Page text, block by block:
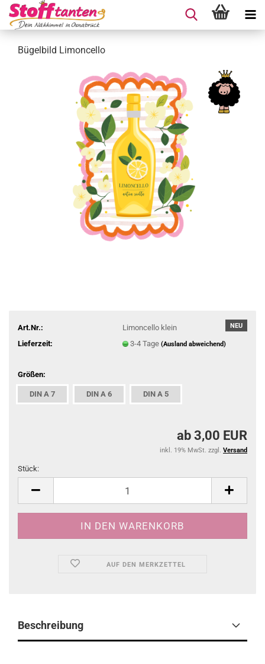
Bügelbild Limoncello
NEU
Art.Nr.:
Limoncello klein
Lieferzeit:
3-4 Tage (Ausland abweichend)
Größen:
DIN A 7 DIN A 6 DIN A 5
ab 3,00 EUR
inkl. 19% MwSt. zzgl. Versand
Stück:
AUF DEN MERKZETTEL
Beschreibung